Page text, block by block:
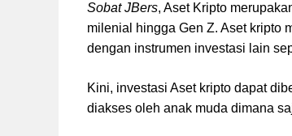
Sobat JBers, Aset Kripto
milenial hingga Gen Z. Aset kripto
dengan instrumen investasi lain
Kini, investasi Aset kripto dapat
diakses oleh anak muda dimana